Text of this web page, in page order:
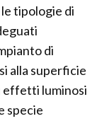
tipologie di
di
alla superficie
effetti luminosi
specie